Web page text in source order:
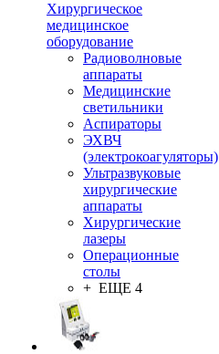
Хирургическое
медицинское
оборудование
Радиоволновые
аппараты
Медицинские
светильники
Аспираторы
ЭХВЧ
(электрокоагуляторы)
Ультразвуковые
хирургические
аппараты
Хирургические
лазеры
Операционные
столы
+ ЕЩЕ 4